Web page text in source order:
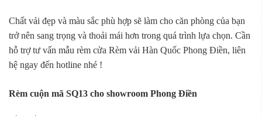
Chất vải đẹp và màu sắc phù hợp sẽ làm cho căn phòng của bạn
trở nên sang trọng và thoải mái hơn trong quá trình lựa chọn. Cần
hỗ trợ tư vấn mẫu rèm cửa Rèm vải Hàn Quốc Phong Điền, liên
hệ ngay đến hotline nhé !
Rèm cuộn mã SQ13 cho showroom Phong Điền